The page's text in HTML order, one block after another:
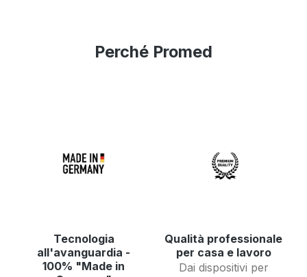
Perché Promed
Tecnologia
all'avanguardia -
100% "Made in
Qualità professionale
per casa e lavoro
Dai dispositivi per